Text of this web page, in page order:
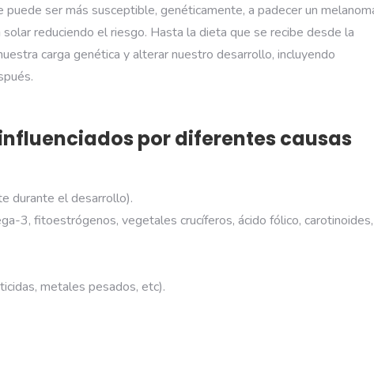
ser más susceptible, genéticamente, a padecer un
reduciendo el riesgo. Hasta la dieta que se recibe desde la
carga genética y alterar nuestro desarrollo, incluyendo
por diferentes causas
durante el desarrollo).
3, fitoestrógenos, vegetales crucíferos, ácido fólico, carotinoides,
metales pesados, etc).